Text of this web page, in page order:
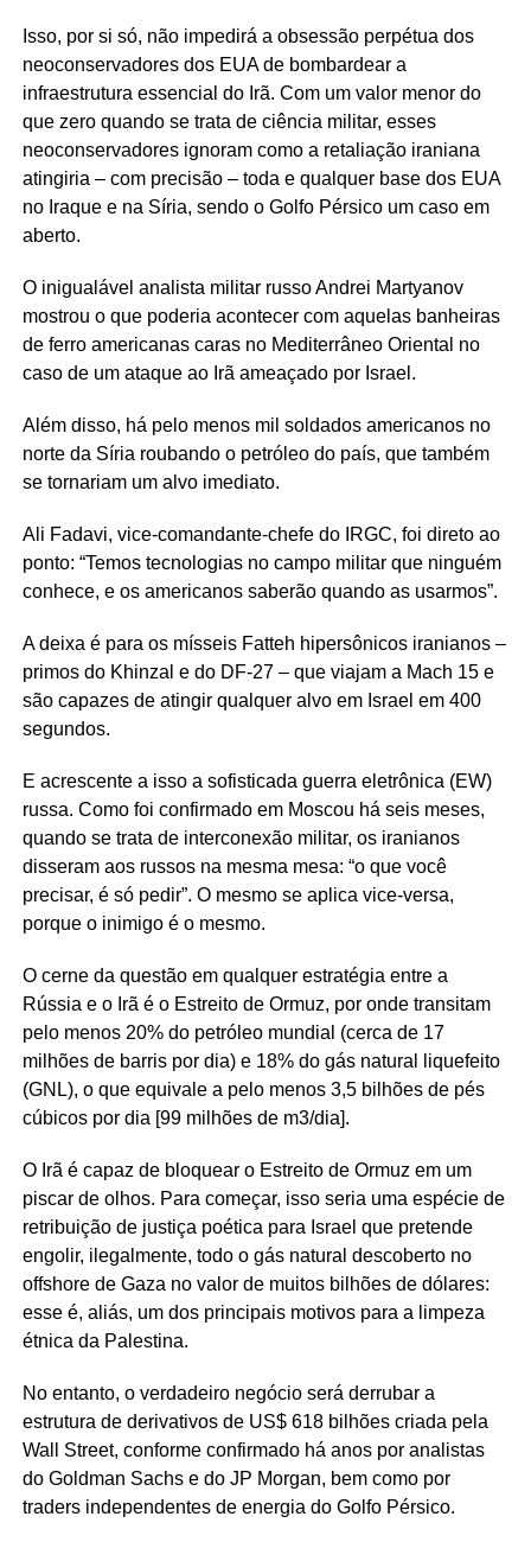
Isso, por si só, não impedirá a obsessão perpétua dos
neoconservadores dos EUA de bombardear a
infraestrutura essencial do Irã. Com um valor menor do
que zero quando se trata de ciência militar, esses
neoconservadores ignoram como a retaliação iraniana
atingiria – com precisão – toda e qualquer base dos EUA
no Iraque e na Síria, sendo o Golfo Pérsico um caso em
aberto.
O inigualável analista militar russo Andrei Martyanov
mostrou o que poderia acontecer com aquelas banheiras
de ferro americanas caras no Mediterrâneo Oriental no
caso de um ataque ao Irã ameaçado por Israel.
Além disso, há pelo menos mil soldados americanos no
norte da Síria roubando o petróleo do país, que também
se tornariam um alvo imediato.
Ali Fadavi, vice-comandante-chefe do IRGC, foi direto ao
ponto: “Temos tecnologias no campo militar que ninguém
conhece, e os americanos saberão quando as usarmos”.
A deixa é para os mísseis Fatteh hipersônicos iranianos –
primos do Khinzal e do DF-27 – que viajam a Mach 15 e
são capazes de atingir qualquer alvo em Israel em 400
segundos.
E acrescente a isso a sofisticada guerra eletrônica (EW)
russa. Como foi confirmado em Moscou há seis meses,
quando se trata de interconexão militar, os iranianos
disseram aos russos na mesma mesa: “o que você
precisar, é só pedir”. O mesmo se aplica vice-versa,
porque o inimigo é o mesmo.
O cerne da questão em qualquer estratégia entre a
Rússia e o Irã é o Estreito de Ormuz, por onde transitam
pelo menos 20% do petróleo mundial (cerca de 17
milhões de barris por dia) e 18% do gás natural liquefeito
(GNL), o que equivale a pelo menos 3,5 bilhões de pés
cúbicos por dia [99 milhões de m3/dia].
O Irã é capaz de bloquear o Estreito de Ormuz em um
piscar de olhos. Para começar, isso seria uma espécie de
retribuição de justiça poética para Israel que pretende
engolir, ilegalmente, todo o gás natural descoberto no
offshore de Gaza no valor de muitos bilhões de dólares:
esse é, aliás, um dos principais motivos para a limpeza
étnica da Palestina.
No entanto, o verdadeiro negócio será derrubar a
estrutura de derivativos de US$ 618 bilhões criada pela
Wall Street, conforme confirmado há anos por analistas
do Goldman Sachs e do JP Morgan, bem como por
traders independentes de energia do Golfo Pérsico.